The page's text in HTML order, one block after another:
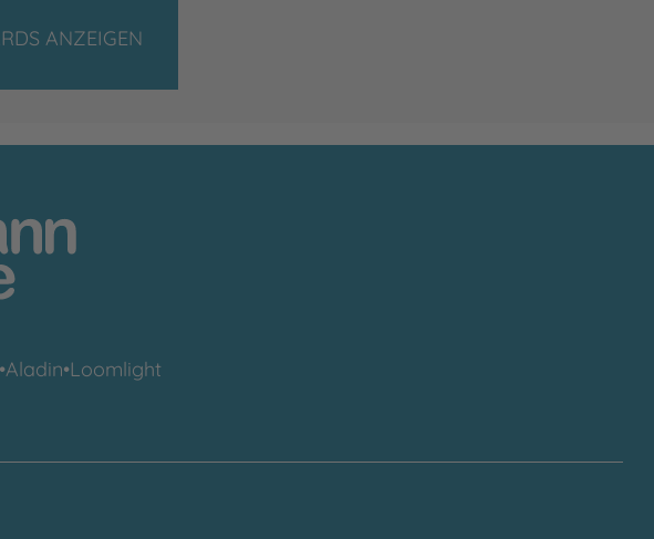
ANZEIGEN
•Aladin•Loomlight